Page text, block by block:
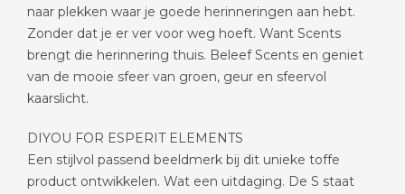
naar plekken waar je goede herinneringen aan hebt.
Zonder dat je er ver voor weg hoeft. Want Scents
brengt die herinnering thuis. Beleef Scents en geniet
van de mooie sfeer van groen, geur en sfeervol
kaarslicht.
DIYOU FOR ESPERIT ELEMENTS
Een stijlvol passend beeldmerk bij dit unieke toffe
product ontwikkelen. Wat een uitdaging. De S staat